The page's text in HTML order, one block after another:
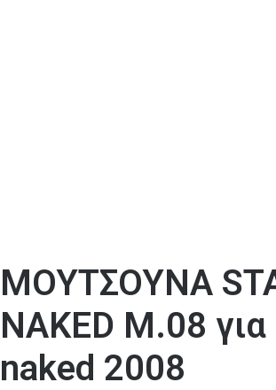
ΜΟΥΤΣΟΥΝΑ
NAKED M.08
naked 2008